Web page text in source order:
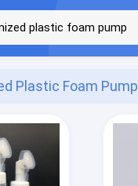
Plastic Foam Pump